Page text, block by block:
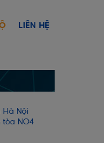
LIÊN HỆ
Nội
tòa NO4